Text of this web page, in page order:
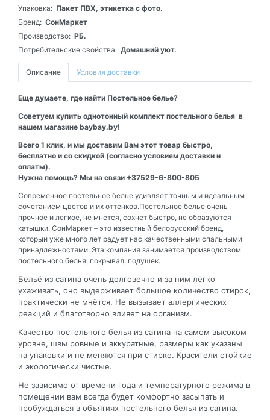
Упаковка: Пакет ПВХ, этикетка с фото.
Бренд: СонМаркет
Производство: РБ.
Потребительские свойства: Домашний уют.
Описание Условия доставки
Еще думаете, где найти Постельное белье?
Советуем купить однотонный комплект постельного белья в
нашем магазине baybay.by!
Всего 1 клик, и мы доставим Вам этот товар быстро,
бесплатно и со скидкой (согласно условиям доставки и
оплаты).
Нужна помощь? Мы на связи +37529-6-800-805
Современное постельное белье удивляет точным и идеальным
сочетанием цветов и их оттенков.Постельное белье очень
прочное и легкое, не мнется, сохнет быстро, не образуются
катышки. СонМаркет – это известный белорусский бренд,
который уже много лет радует нас качественными спальными
принадлежностями. Эта компания занимается производством
постельного белья, покрывал, подушек.
Бельё из сатина очень долговечно и за ним легко
ухаживать, оно выдерживает большое количество стирок,
практически не мнётся. Не вызывает аллергических
реакций и благотворно влияет на организм.
Качество постельного белья из сатина на самом высоком
уровне, швы ровные и аккуратные, размеры как указаны
на упаковки и не меняются при стирке. Красители стойкие
и экологически чистые.
Не зависимо от времени года и температурного режима в
помещении вам всегда будет комфортно засыпать и
пробуждаться в объятиях постельного белья из сатина.